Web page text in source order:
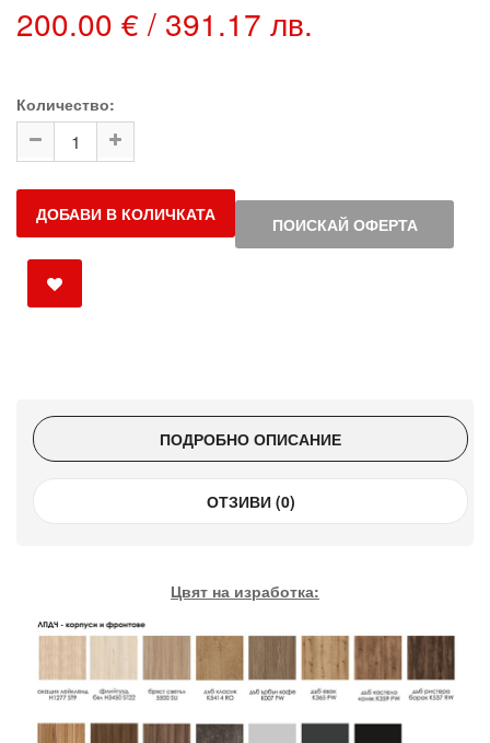
200.00 € / 391.17 лв.
Количество:
ДОБАВИ В КОЛИЧКАТА ПОИСКАЙ ОФЕРТА
ПОДРОБНО ОПИСАНИЕ
ОТЗИВИ (0)
Цвят на изработка: